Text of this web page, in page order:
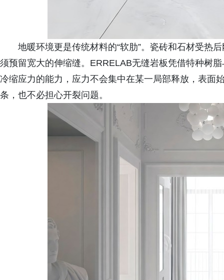
地暖环境更是传统材料的“软肋”。瓷砖和石材受热
须预留宽大的伸缩缝。ERRELAB无缝岩板凭借特种树
冷缩应力的能力，应力不会集中在某一局部释放，表面
条，也不必担心开裂问题。